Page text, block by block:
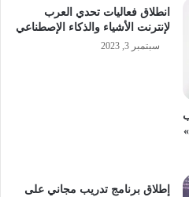
انطلاق فعاليات تحدي العرب
لإنترنت الأشياء والذكاء الإصطناعي
سبتمبر 3, 2023
إطلاق برنامج تدريب مجاني على